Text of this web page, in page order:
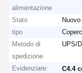
alimentazione
Stato
tipo
Metodo di
spedizione
UPS/
Evidenziare: C4.4